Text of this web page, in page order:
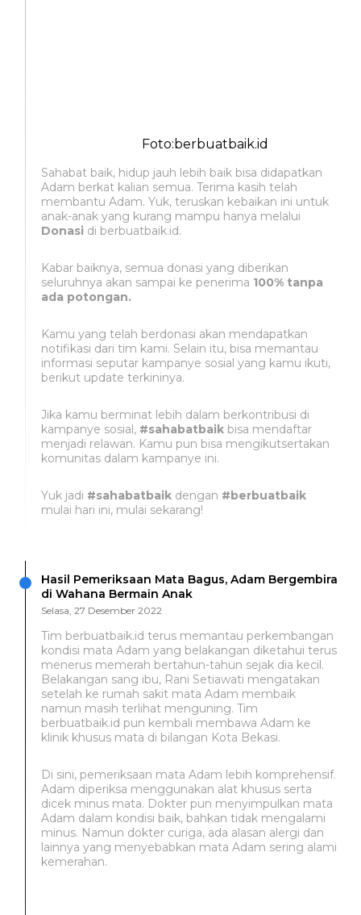
Foto:berbuatbaik.id
Sahabat baik, hidup jauh lebih baik bisa didapatkan
Adam berkat kalian semua. Terima kasih telah
membantu Adam. Yuk, teruskan kebaikan ini untuk
anak-anak yang kurang mampu hanya melalui
Donasi di berbuatbaik.id.
Kabar baiknya, semua donasi yang diberikan
seluruhnya akan sampai ke penerima 100% tanpa
ada potongan.
Kamu yang telah berdonasi akan mendapatkan
notifikasi dari tim kami. Selain itu, bisa memantau
informasi seputar kampanye sosial yang kamu ikuti,
berikut update terkininya.
Jika kamu berminat lebih dalam berkontribusi di
kampanye sosial, #sahabatbaik bisa mendaftar
menjadi relawan. Kamu pun bisa mengikutsertakan
komunitas dalam kampanye ini.
Yuk jadi #sahabatbaik dengan #berbuatbaik
mulai hari ini, mulai sekarang!
Hasil Pemeriksaan Mata Bagus, Adam Bergembira
di Wahana Bermain Anak
Selasa, 27 Desember 2022
Tim berbuatbaik.id terus memantau perkembangan
kondisi mata Adam yang belakangan diketahui terus
menerus memerah bertahun-tahun sejak dia kecil.
Belakangan sang ibu, Rani Setiawati mengatakan
setelah ke rumah sakit mata Adam membaik
namun masih terlihat menguning. Tim
berbuatbaik.id pun kembali membawa Adam ke
klinik khusus mata di bilangan Kota Bekasi.
Di sini, pemeriksaan mata Adam lebih komprehensif.
Adam diperiksa menggunakan alat khusus serta
dicek minus mata. Dokter pun menyimpulkan mata
Adam dalam kondisi baik, bahkan tidak mengalami
minus. Namun dokter curiga, ada alasan alergi dan
lainnya yang menyebabkan mata Adam sering alami
kemerahan.